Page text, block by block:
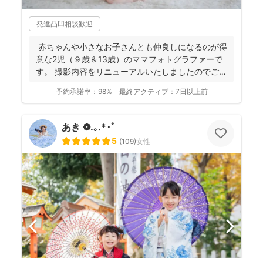
発達凸凹相談歓迎
赤ちゃんや小さなお子さんとも仲良しになるのが得
意な2児（９歳＆13歳）のママフォトグラファーで
す。 撮影内容をリニューアルいたしましたのでご案
予約承諾率： 98% 最終アクティブ： 7日以上前
あき ❁.｡.*･ﾟ
5 (109)女性